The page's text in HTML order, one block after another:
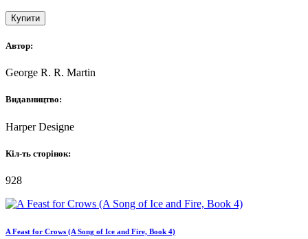
Купити
Автор:
George R. R. Martin
Видавництво:
Harper Designe
Кіл-ть сторінок:
928
A Feast for Crows (A Song of Ice and Fire, Book 4)